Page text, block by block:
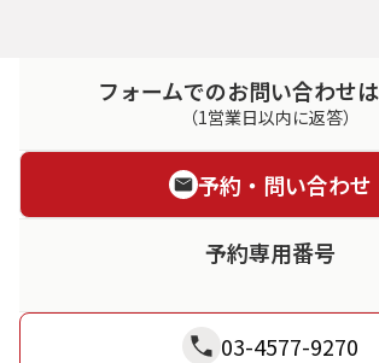
フォームでのお問い合わせ
（1営業日以内に返答）
予約・問い合わせ
予約専用番号
03-4577-9270